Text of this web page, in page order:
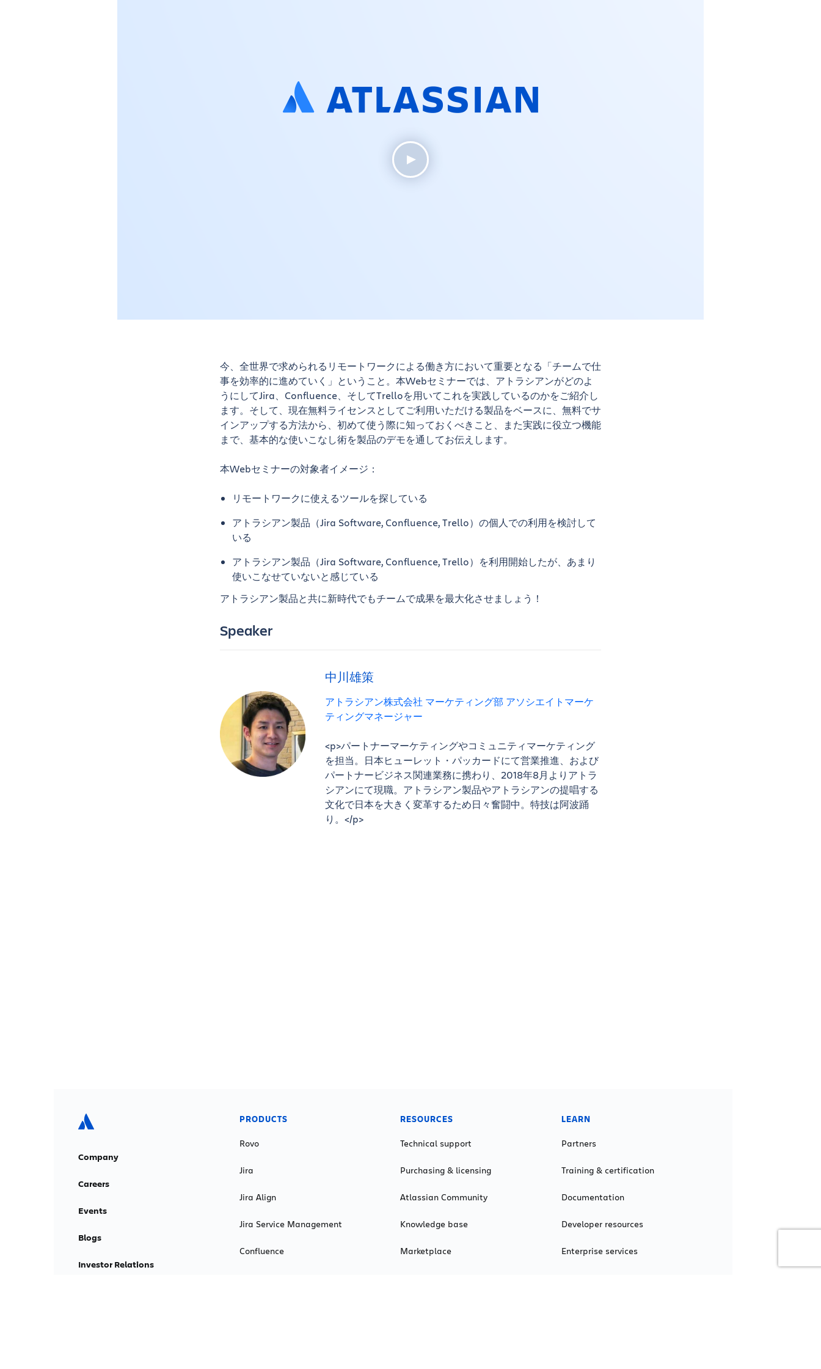
今、全世界で求められるリモートワークによる働き方において重要となる「チームで仕
事を効率的に進めていく」ということ。本Webセミナーでは、アトラシアンがどのよ
うにしてJira、Confluence、そしてTrelloを用いてこれを実践しているのかをご紹介し
ます。そして、現在無料ライセンスとしてご利用いただける製品をベースに、無料でサ
インアップする方法から、初めて使う際に知っておくべきこと、また実践に役立つ機能
まで、基本的な使いこなし術を製品のデモを通してお伝えします。
本Webセミナーの対象者イメージ：
リモートワークに使えるツールを探している
アトラシアン製品（Jira Software, Confluence, Trello）の個人での利用を検討して
いる
アトラシアン製品（Jira Software, Confluence, Trello）を利用開始したが、あまり
使いこなせていないと感じている
アトラシアン製品と共に新時代でもチームで成果を最大化させましょう！
Speaker
中川雄策
アトラシアン株式会社 マーケティング部 アソシエイトマーケ
ティングマネージャー
<p>パートナーマーケティングやコミュニティマーケティング
を担当。日本ヒューレット・パッカードにて営業推進、および
パートナービジネス関連業務に携わり、2018年8月よりアトラ
シアンにて現職。アトラシアン製品やアトラシアンの提唱する
文化で日本を大きく変革するため日々奮闘中。特技は阿波踊
り。</p>
Company
Careers
Events
Blogs
Investor Relations
PRODUCTS
Rovo
Jira
Jira Align
Jira Service Management
Confluence
RESOURCES
Technical support
Purchasing & licensing
Atlassian Community
Knowledge base
Marketplace
LEARN
Partners
Training & certification
Documentation
Developer resources
Enterprise services